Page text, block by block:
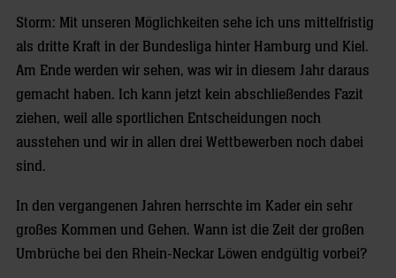
Storm: Mit unseren Möglichkeiten sehe ich uns mittelfristig
als dritte Kraft in der Bundesliga hinter Hamburg und Kiel.
Am Ende werden wir sehen, was wir in diesem Jahr daraus
gemacht haben. Ich kann jetzt kein abschließendes Fazit
ziehen, weil alle sportlichen Entscheidungen noch
ausstehen und wir in allen drei Wettbewerben noch dabei
sind.
In den vergangenen Jahren herrschte im Kader ein sehr
großes Kommen und Gehen. Wann ist die Zeit der großen
Umbrüche bei den Rhein-Neckar Löwen endgültig vorbei?